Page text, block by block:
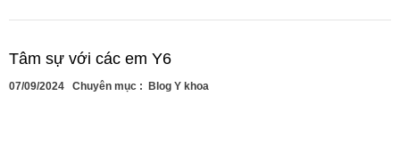
Tâm sự với các em Y6
07/09/2024 Chuyên mục : Blog Y khoa